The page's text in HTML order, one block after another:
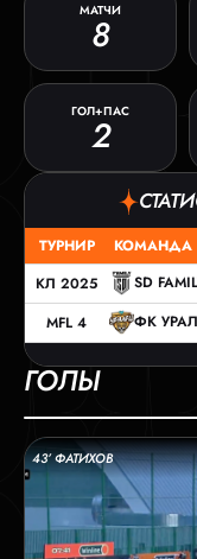
МАТЧИ
8
ГОЛ+ПАС
2
ТУРНИР КОМАНДА
КЛ 2025
SD
MFL 4
ФК
ГОЛЫ
43’ ФАТИХОВ